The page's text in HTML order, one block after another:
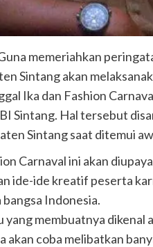
memeriahkan
Sintang akan
Ika dan Fashion
Sintang. Hal tersebut
Sintang saat ditemui
Carnaval ini akan
ide-ide kreatif peserta
Indonesia.
yang membuatnya
akan coba melibatkan